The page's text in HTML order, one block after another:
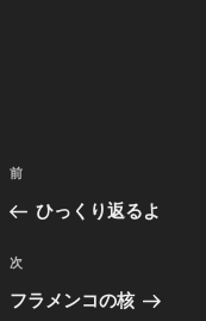
投
ナ
ビ
ゲ
前
の
稿
前
ひっくり返るよ
次
の
次
フラメンコの核